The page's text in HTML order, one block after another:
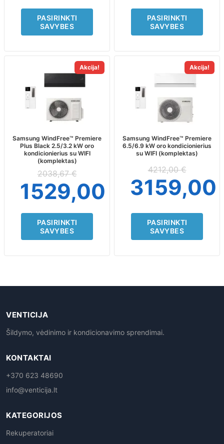
PASIRINKTI
SAVYBES
PASIRINKTI
SAVYBES
Akcija!
Samsung WindFree™ Premiere
Plus Black 2.5/3.2 kW oro
kondicionierius su WIFI
(komplektas)
2038,67€
1529,00
PASIRINKTI
SAVYBES
product
has
multiple
variants.
The
may
be
chosen
the
product
page
Akcija!
Samsung WindFree™ Premiere
6.5/6.9 kW oro kondicionierius
su WIFI (komplektas)
4212,00€
3159,00
PASIRINKTI
SAVYBES
has
multiple
variants.
The
may
be
chosen
on
the
product
page
VENTICIJA
Šildymo, vėdinimo ir kondicionavimo sprendimai.
KONTAKTAI
+370 623 48690
info@venticija.lt
KATEGORIJOS
Rekuperatoriai